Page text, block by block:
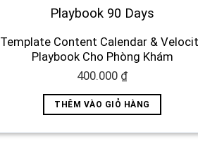
Template Content Calendar &
Playbook Cho Phòng Khám
400.000 ₫
THÊM VÀO GIỎ HÀNG